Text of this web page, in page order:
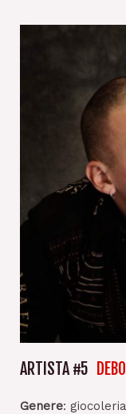
ARTISTA #5
Genere: